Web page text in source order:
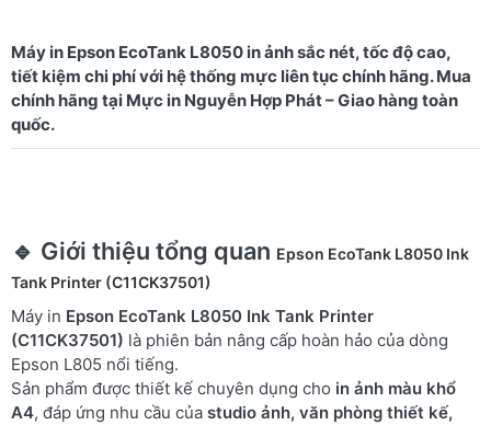
Máy in Epson EcoTank L8050 in ảnh sắc nét, tốc độ cao,
tiết kiệm chi phí với hệ thống mực liên tục chính hãng. Mua
chính hãng tại Mực in Nguyễn Hợp Phát – Giao hàng toàn
🔹 Giới thiệu tổng quan Epson EcoTank L8050 Ink
Tank Printer (C11CK37501)
Máy in Epson EcoTank L8050 Ink Tank Printer
(C11CK37501) là phiên bản nâng cấp hoàn hảo của dòng
Epson L805 nổi tiếng.
Sản phẩm được thiết kế chuyên dụng cho in ảnh màu khổ
A4, đáp ứng nhu cầu của studio ảnh, văn phòng thiết kế,